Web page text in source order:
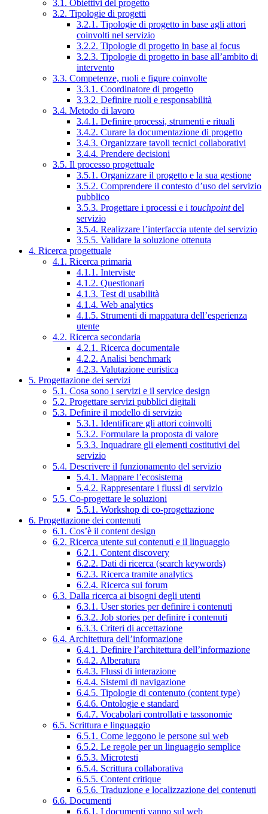
3.1. Obiettivi del progetto
3.2. Tipologie di progetti
3.2.1. Tipologie di progetto in base agli attori
coinvolti nel servizio
3.2.2. Tipologie di progetto in base al focus
3.2.3. Tipologie di progetto in base all’ambito di
intervento
3.3. Competenze, ruoli e figure coinvolte
3.3.1. Coordinatore di progetto
3.3.2. Definire ruoli e responsabilità
3.4. Metodo di lavoro
3.4.1. Definire processi, strumenti e rituali
3.4.2. Curare la documentazione di progetto
3.4.3. Organizzare tavoli tecnici collaborativi
3.4.4. Prendere decisioni
3.5. Il processo progettuale
3.5.1. Organizzare il progetto e la sua gestione
3.5.2. Comprendere il contesto d’uso del servizio
pubblico
3.5.3. Progettare i processi e i touchpointdel
servizio
3.5.4. Realizzare l’interfaccia utente del servizio
3.5.5. Validare la soluzione ottenuta
4. Ricerca progettuale
4.1. Ricerca primaria
4.1.1. Interviste
4.1.2. Questionari
4.1.3. Test di usabilità
4.1.4. Web analytics
4.1.5. Strumenti di mappatura dell’esperienza
utente
4.2. Ricerca secondaria
4.2.1. Ricerca documentale
4.2.2. Analisi benchmark
4.2.3. Valutazione euristica
5. Progettazione dei servizi
5.1. Cosa sono i servizi e il service design
5.2. Progettare servizi pubblici digitali
5.3. Definire il modello di servizio
5.3.1. Identificare gli attori coinvolti
5.3.2. Formulare la proposta di valore
5.3.3. Inquadrare gli elementi costitutivi del
servizio
5.4. Descrivere il funzionamento del servizio
5.4.1. Mappare l’ecosistema
5.4.2. Rappresentare i flussi di servizio
5.5. Co-progettare le soluzioni
5.5.1. Workshop di co-progettazione
6. Progettazione dei contenuti
6.1. Cos’è il content design
6.2. Ricerca utente sui contenuti e il linguaggio
6.2.1. Content discovery
6.2.2. Dati di ricerca (search keywords)
6.2.3. Ricerca tramite analytics
6.2.4. Ricerca sui forum
6.3. Dalla ricerca ai bisogni degli utenti
6.3.1. User stories per definire i contenuti
6.3.2. Job stories per definire i contenuti
6.3.3. Criteri di accettazione
6.4. Architettura dell’informazione
6.4.1. Definire l’architettura dell’informazione
6.4.2. Alberatura
6.4.3. Flussi di interazione
6.4.4. Sistemi di navigazione
6.4.5. Tipologie di contenuto (content type)
6.4.6. Ontologie e standard
6.4.7. Vocabolari controllati e tassonomie
6.5. Scrittura e linguaggio
6.5.1. Come leggono le persone sul web
6.5.2. Le regole per un linguaggio semplice
6.5.3. Microtesti
6.5.4. Scrittura collaborativa
6.5.5. Content critique
6.5.6. Traduzione e localizzazione dei contenuti
6.6. Documenti
6.6.1. I documenti vanno sul web